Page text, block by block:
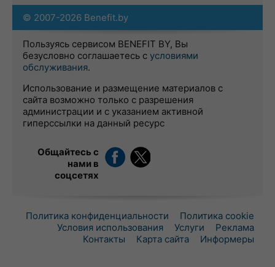
© 2007-2026 Benefit.by
Пользуясь сервисом BENEFIT BY, Вы
безусловно соглашаетесь с условиями
обслуживания.
Использование и размещение материалов с
сайта возможно только с разрешения
администрации и с указанием активной
гиперссылки на данный ресурс
Общайтесь с
нами в
соцсетях
Политика конфиденциальности
Политика cookie
Условия использования
Услуги
Реклама
Контакты
Карта сайта Информеры